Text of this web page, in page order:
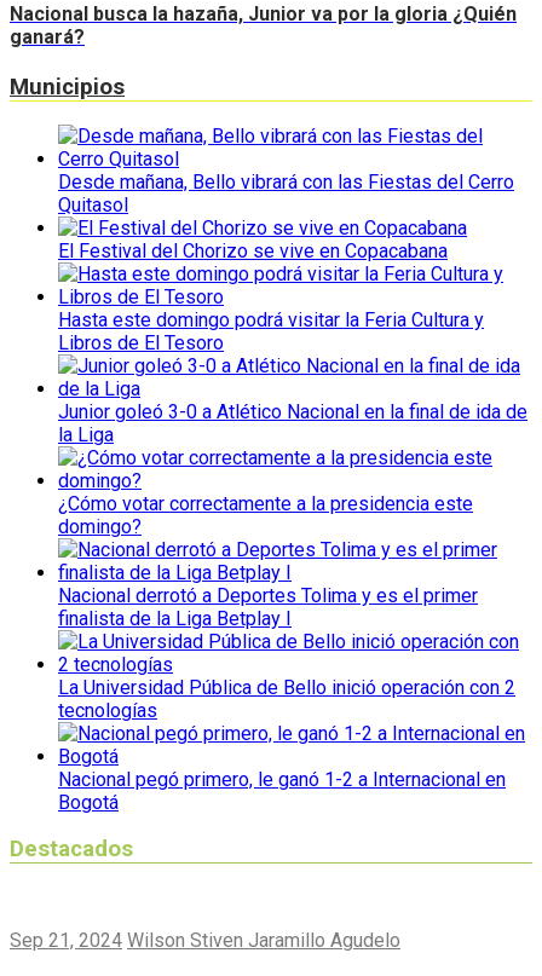
Nacional busca la hazaña, Junior va por la gloria ¿Quién
ganará?
Municipios
Desde mañana, Bello vibrará con las Fiestas del Cerro
Quitasol
El Festival del Chorizo se vive en Copacabana
Hasta este domingo podrá visitar la Feria Cultura y
Libros de El Tesoro
Junior goleó 3-0 a Atlético Nacional en la final de ida de
la Liga
¿Cómo votar correctamente a la presidencia este
domingo?
Nacional derrotó a Deportes Tolima y es el primer
finalista de la Liga Betplay I
La Universidad Pública de Bello inició operación con 2
tecnologías
Nacional pegó primero, le ganó 1-2 a Internacional en
Bogotá
Destacados
Sep 21, 2024 Wilson Stiven Jaramillo Agudelo